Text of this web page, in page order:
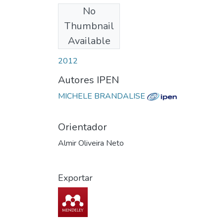
No
Thumbnail
Available
Download
Date
2012
Autores IPEN
MICHELE BRANDALISE
Orientador
Almir Oliveira Neto
Exportar